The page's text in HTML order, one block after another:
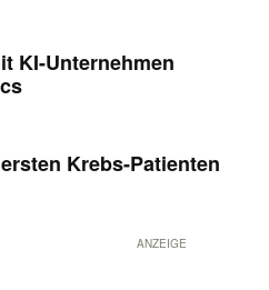
KI-Unternehmen
Krebs-Patienten
ANZEIGE